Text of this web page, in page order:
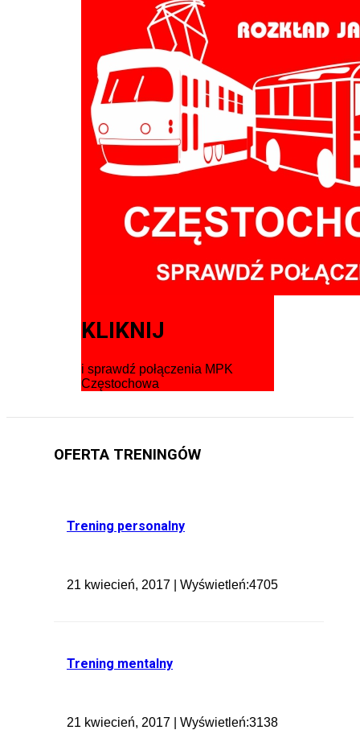
KLIKNIJ
i sprawdź połączenia MPK
Częstochowa
OFERTA TRENINGÓW
Trening personalny
21 kwiecień, 2017 | Wyświetleń:4705
Trening mentalny
21 kwiecień, 2017 | Wyświetleń:3138